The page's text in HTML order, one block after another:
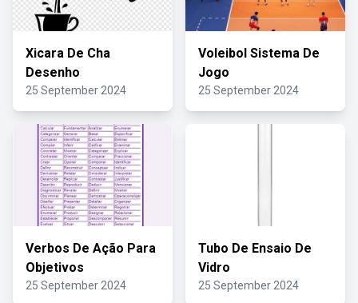
Xicara De Cha
Desenho
25 September 2024
Voleibol Sistema De
Jogo
25 September 2024
Verbos De Ação Para
Objetivos
25 September 2024
Tubo De Ensaio De
Vidro
25 September 2024